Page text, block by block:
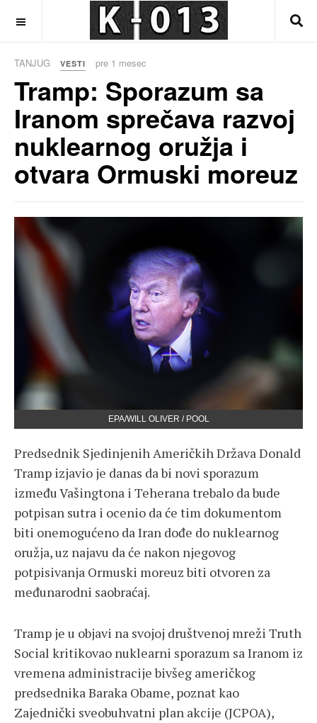
TANJUG VESTI pre 1 mesec
Tramp: Sporazum sa
Iranom sprečava razvoj
nuklearnog oružja i
otvara Ormuski moreuz
EPA/WILL OLIVER / POOL
Predsednik Sjedinjenih Američkih Država Donald
Tramp izjavio je danas da bi novi sporazum
između Vašingtona i Teherana trebalo da bude
potpisan sutra i ocenio da će tim dokumentom
biti onemogućeno da Iran dođe do nuklearnog
oružja, uz najavu da će nakon njegovog
potpisivanja Ormuski moreuz biti otvoren za
međunarodni saobraćaj.
Tramp je u objavi na svojoj društvenoj mreži Truth
Social kritikovao nuklearni sporazum sa Iranom iz
vremena administracije bivšeg američkog
predsednika Baraka Obame, poznat kao
Zajednički sveobuhvatni plan akcije (JCPOA),